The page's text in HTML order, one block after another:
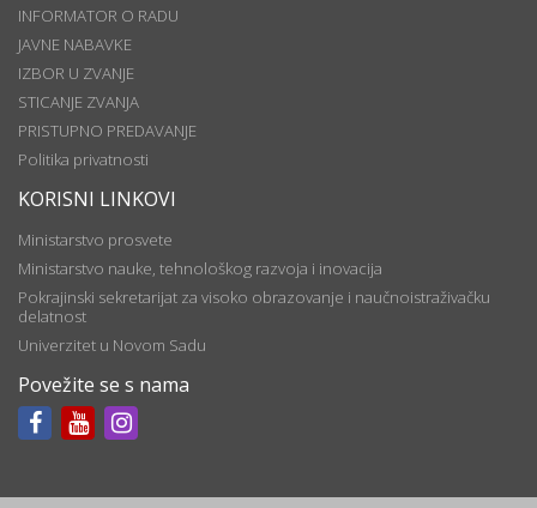
INFORMATOR O RADU
JAVNE NABAVKE
IZBOR U ZVANJE
STICANJE ZVANJA
PRISTUPNO PREDAVANJE
Politika privatnosti
KORISNI LINKOVI
Ministarstvo prosvete
Ministarstvo nauke, tehnološkog razvoja i inovacija
Pokrajinski sekretarijat za visoko obrazovanje i naučnoistraživačku
delatnost
Univerzitet u Novom Sadu
Povežite se s nama